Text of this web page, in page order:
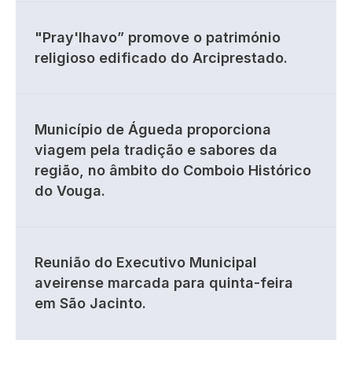
"Pray'lhavo” promove o património
religioso edificado do Arciprestado.
Município de Águeda proporciona
viagem pela tradição e sabores da
região, no âmbito do Comboio Histórico
do Vouga.
Reunião do Executivo Municipal
aveirense marcada para quinta-feira
em São Jacinto.